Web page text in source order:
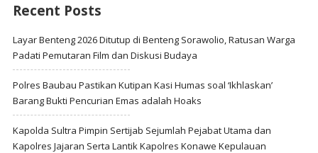
Recent Posts
Layar Benteng 2026 Ditutup di Benteng Sorawolio, Ratusan Warga
Padati Pemutaran Film dan Diskusi Budaya
Polres Baubau Pastikan Kutipan Kasi Humas soal ‘Ikhlaskan’
Barang Bukti Pencurian Emas adalah Hoaks
Kapolda Sultra Pimpin Sertijab Sejumlah Pejabat Utama dan
Kapolres Jajaran Serta Lantik Kapolres Konawe Kepulauan